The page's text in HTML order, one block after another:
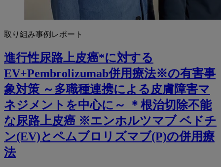
取り組み事例レポート
進行性尿路上皮癌*に対する
EV+Pembrolizumab併用療法※の有害事
象対策 ～多職種連携による皮膚障害マ
ネジメントを中心に～ ＊根治切除不能
な尿路上皮癌 ※エンホルツマブ ベドチ
ン(EV)とペムブロリズマブ(P)の併用療
法